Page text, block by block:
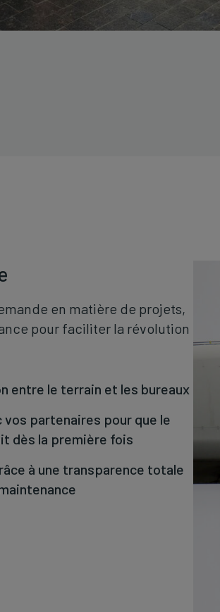
en matière de projets,
pour faciliter la révolution
entre le terrain et les bureaux
partenaires pour que le
dès la première fois
à une transparence totale